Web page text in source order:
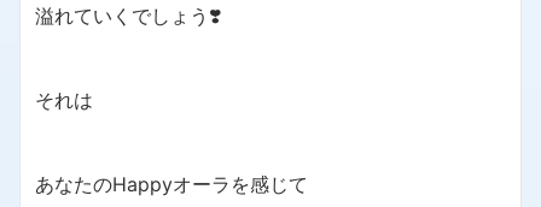
溢れていくでしょう❣️
それは
あなたのHappyオーラを感じて